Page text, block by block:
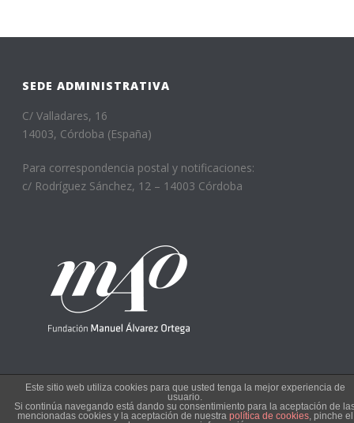
SEDE ADMINISTRATIVA
C/ Valladares, 16
14003, Córdoba (España)
Para correspondencia postal y notificaciones:
c/ Rodríguez Sánchez, 12 – 14003 Córdoba
Copyright © 2022
Este sitio web utiliza cookies para que usted tenga la mejor experiencia de
usuario.
Si continúa navegando está dando su consentimiento para la aceptación de
mencionadas cookies y la aceptación de nuestra política de cookies, pinche el